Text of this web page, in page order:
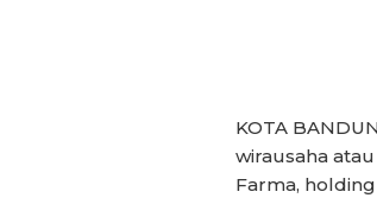
KOTA
wirausaha
Farma,